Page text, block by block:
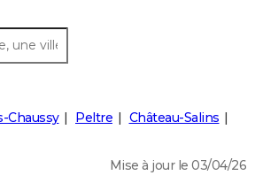
Chaussy Peltre
Château-Salins
Mise à jour le 03/04/26